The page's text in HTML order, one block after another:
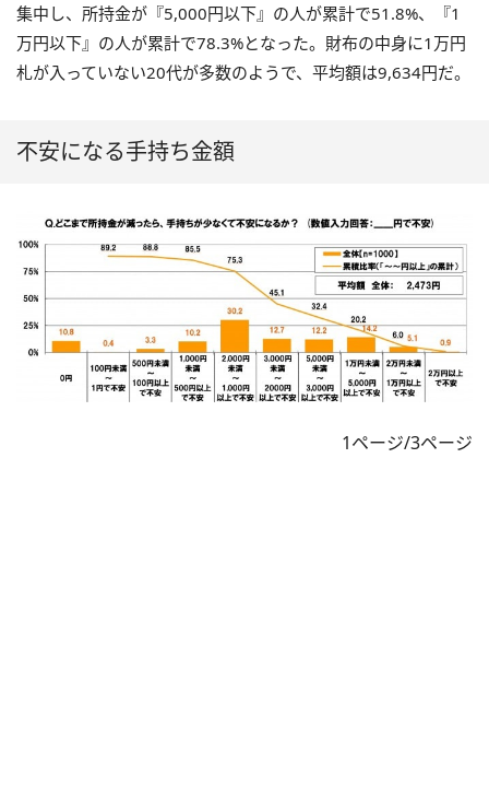
集中し、所持金が『5,000円以下』の人が累計で51.8%、『1
万円以下』の人が累計で78.3%となった。財布の中身に1万円
札が入っていない20代が多数のようで、平均額は9,634円だ。
不安になる手持ち金額
1ページ/3ページ